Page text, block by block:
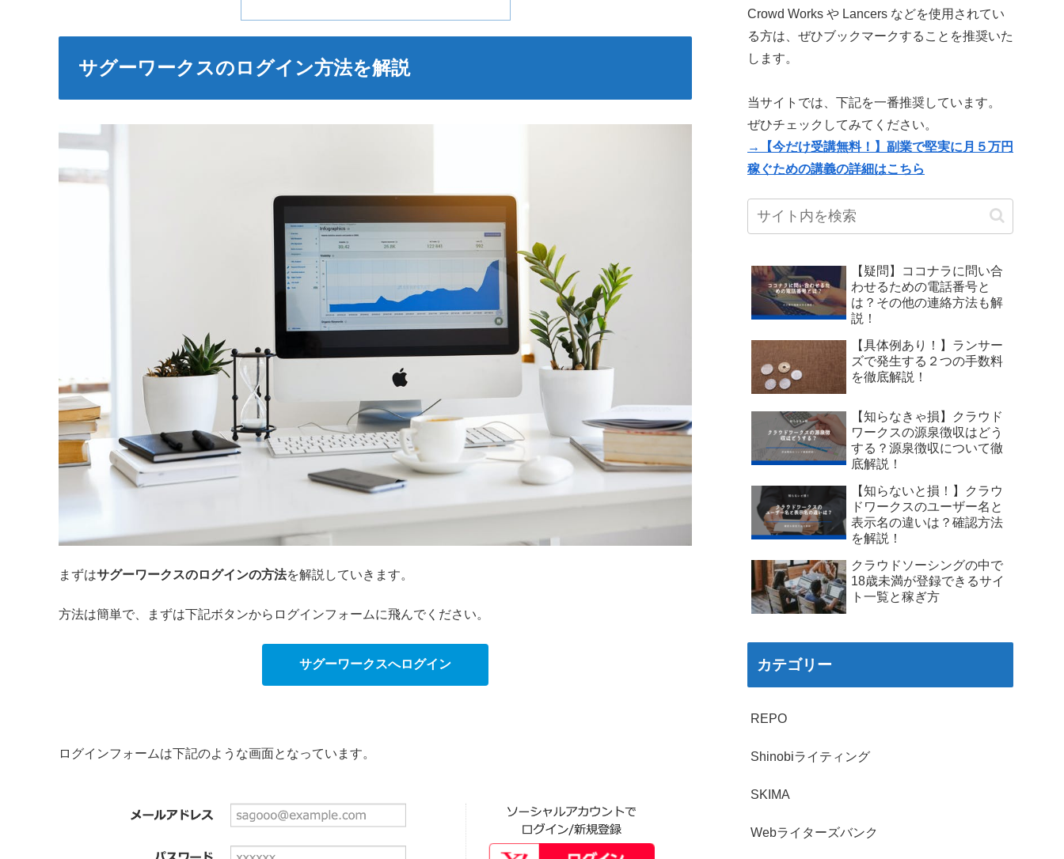
サグーワークスのログイン方法を解説
まずはサグーワークスのログインの方法を解説していきます。
方法は簡単で、まずは下記ボタンからログインフォームに飛んでください。
サグーワークスへログイン
ログインフォームは下記のような画面となっています。
Crowd Works や Lancers などを使用されてい
る方は、ぜひブックマークすることを推奨いた
します。
当サイトでは、下記を一番推奨しています。
ぜひチェックしてみてください。
→【今だけ受講無料！】副業で堅実に月５万円
稼ぐための講義の詳細はこちら
【疑問】ココナラに問い合
わせるための電話番号と
は？その他の連絡方法も解
説！
【具体例あり！】ランサー
ズで発生する２つの手数料
を徹底解説！
【知らなきゃ損】クラウド
ワークスの源泉徴収はどう
する？源泉徴収について徹
底解説！
【知らないと損！】クラウ
ドワークスのユーザー名と
表示名の違いは？確認方法
を解説！
クラウドソーシングの中で
18歳未満が登録できるサイ
ト一覧と稼ぎ方
カテゴリー
REPO
Shinobiライティング
SKIMA
Webライターズバンク